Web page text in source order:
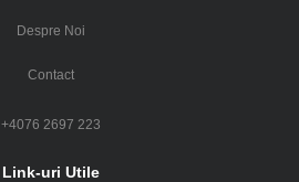
Despre Noi
Contact
+4076 2697 223
Link-uri Utile